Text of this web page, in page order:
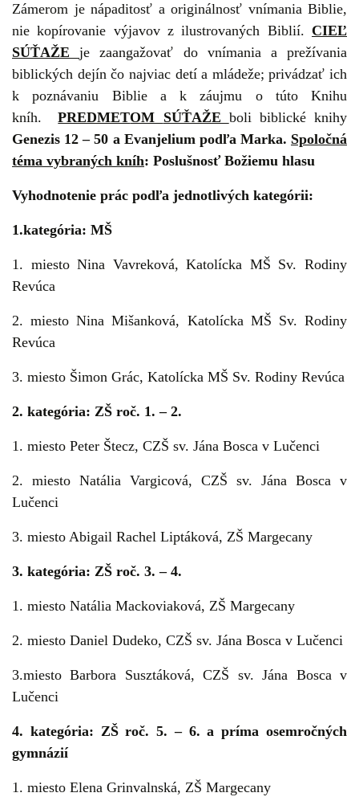
Zámerom je nápaditosť a originálnosť vnímania Biblie,
nie kopírovanie výjavov z ilustrovaných Biblií. CIEĽ
SÚŤAŽEje zaangažovať do vnímania a prežívania
biblických dejín čo najviac detí a mládeže; privádzať ich
k poznávaniu Biblie a k záujmu o túto Knihu
kníh.PREDMETOM SÚŤAŽE boli biblické knihy
Genezis 12 – 50 a Evanjelium podľa Marka. Spoločná
téma vybraných kníh: Poslušnosť Božiemu hlasu
Vyhodnotenie prác podľa jednotlivých kategórii:
1.kategória: MŠ
1. miesto Nina Vavreková, Katolícka MŠ Sv. Rodiny
Revúca
2. miesto Nina Mišanková, Katolícka MŠ Sv. Rodiny
Revúca
3. miesto Šimon Grác, Katolícka MŠ Sv. Rodiny Revúca
2. kategória: ZŠ roč. 1. – 2.
1. miesto Peter Štecz, CZŠ sv. Jána Bosca v Lučenci
2. miesto Natália Vargicová, CZŠ sv. Jána Bosca v
Lučenci
3. miesto Abigail Rachel Liptáková, ZŠ Margecany
3. kategória: ZŠ roč. 3. – 4.
1. miesto Natália Mackoviaková, ZŠ Margecany
2. miesto Daniel Dudeko, CZŠ sv. Jána Bosca v Lučenci
3.miesto Barbora Susztáková, CZŠ sv. Jána Bosca v
Lučenci
4. kategória: ZŠ roč. 5. – 6. a príma osemročných
gymnázií
1. miesto Elena Grinvalnská, ZŠ Margecany